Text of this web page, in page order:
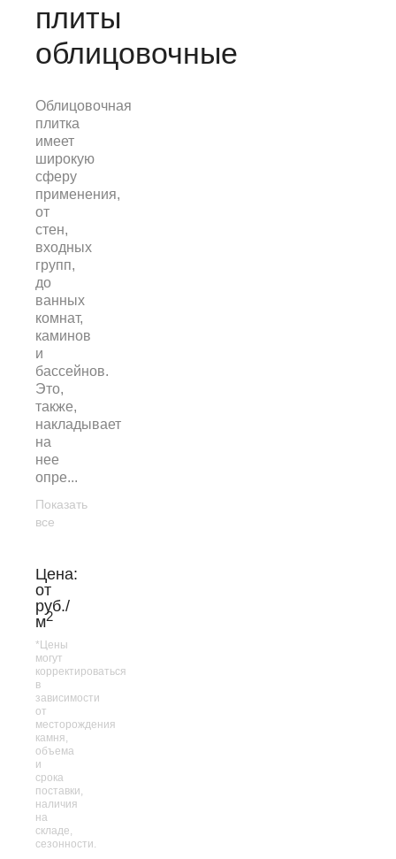
плиты
облицовочные
Облицовочная
плитка
имеет
широкую
сферу
применения,
от
стен,
входных
групп,
до
ванных
комнат,
каминов
и
бассейнов.
Это,
также,
накладывает
на
нее
опре...
Показать
все
Цена:
от
руб./
м2
*Цены
могут
корректироваться
в
зависимости
от
месторождения
камня,
объема
и
срока
поставки,
наличия
на
складе,
сезонности.